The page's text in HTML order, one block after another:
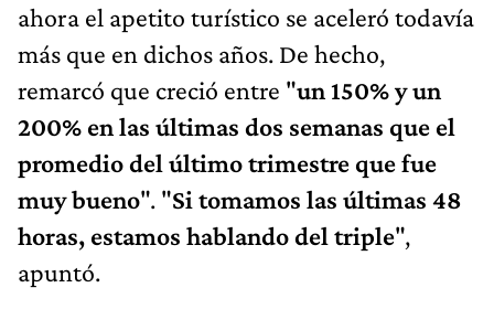
ahora el apetito turístico se aceleró todavía
más que en dichos años. De hecho,
remarcó que creció entre "un 150% y un
200% en las últimas dos semanas que el
promedio del último trimestre que fue
muy bueno". "Si tomamos las últimas 48
horas, estamos hablando del triple",
apuntó.